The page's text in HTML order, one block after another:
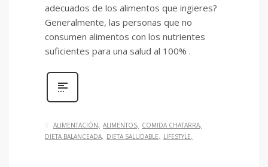
adecuados de los alimentos que ingieres?
Generalmente, las personas que no
consumen alimentos con los nutrientes
suficientes para una salud al 100% .
ALIMENTACIÓN ALIMENTOS
COMIDA CHATARRA
DIETA BALANCEADA
DIETA SALUDABLE LIFESTYLE